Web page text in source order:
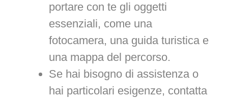
portare con te gli oggetti
essenziali, come una
fotocamera, una guida turistica e
una mappa del percorso.
Se hai bisogno di assistenza o
hai particolari esigenze, contatta